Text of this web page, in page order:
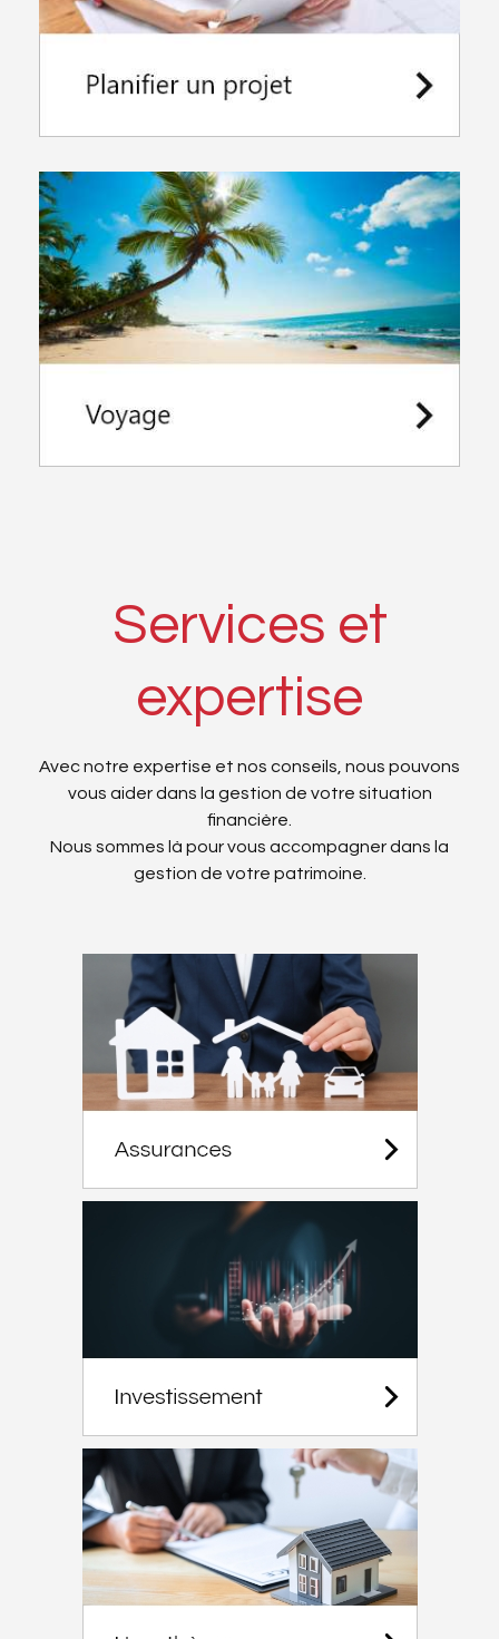
Services et
expertise
Avec notre expertise et nos conseils, nous pouvons
vous aider dans la gestion de votre situation
financière.
Nous sommes là pour vous accompagner dans la
gestion de votre patrimoine.